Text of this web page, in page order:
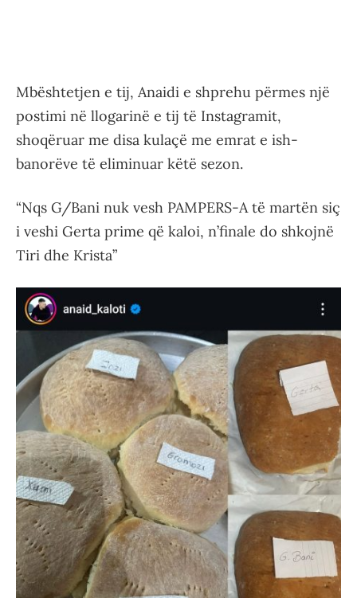
Mbështetjen e tij, Anaidi e shprehu përmes një
postimi në llogarinë e tij të Instagramit,
shoqëruar me disa kulaçë me emrat e ish-
banorëve të eliminuar këtë sezon.
“Nqs G/Bani nuk vesh PAMPERS-A të martën siç
i veshi Gerta prime që kaloi, n’finale do shkojnë
Tiri dhe Krista”